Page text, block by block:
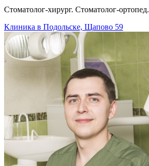
Стоматолог-хирург. Стоматолог-ортопед.
Клиника в Подольске, Щапово 59